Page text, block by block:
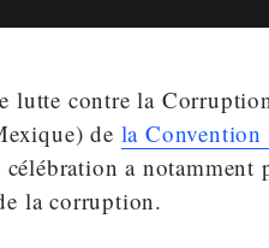
lutte contre la
de la Convention
a notamment
la corruption.